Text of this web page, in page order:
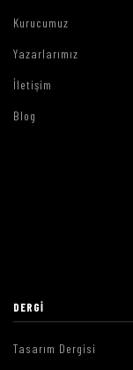
Kurucumuz
Yazarlarımız
İletişim
Blog
DERGI
Tasarım Dergisi